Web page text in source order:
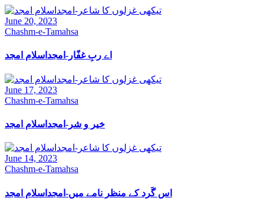
June 20, 2023
Chashm-e-Tamahsa
اے ربِ غفّار-امجداسلام امجد
June 17, 2023
Chashm-e-Tamahsa
خیر و شر-امجداسلام امجد
June 14, 2023
Chashm-e-Tamahsa
اس گَرد کے منظر نامے میں-امجداسلام امجد